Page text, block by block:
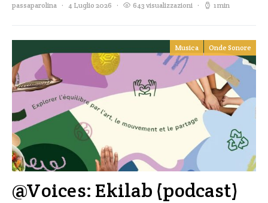
passaparolina 4 Luglio 2026 643 visualizzazioni 1 min
Musica Onde Sonore
@Voices: Ekilab (podcast)